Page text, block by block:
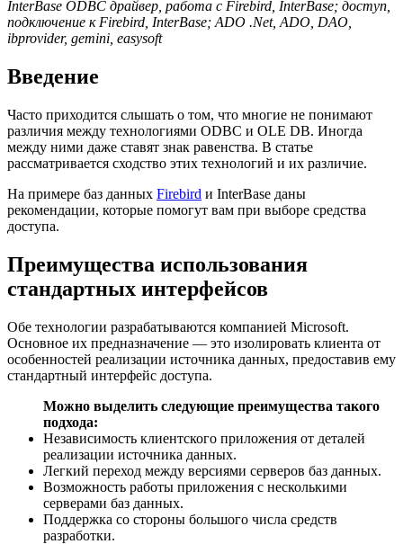
InterBase ODBC драйвер, работа с Firebird, InterBase; доступ,
подключение к Firebird, InterBase; ADO .Net, ADO, DAO,
ibprovider, gemini, easysoft
Введение
Часто приходится слышать о том, что многие не понимают
различия между технологиями ODBC и OLE DB. Иногда
между ними даже ставят знак равенства. В статье
рассматривается сходство этих технологий и их различие.
На примере баз данных Firebird и InterBase даны
рекомендации, которые помогут вам при выборе средства
доступа.
Преимущества использования
стандартных интерфейсов
Обе технологии разрабатываются компанией Microsoft.
Основное их предназначение — это изолировать клиента от
особенностей реализации источника данных, предоставив ему
стандартный интерфейс доступа.
Можно выделить следующие преимущества такого
подхода:
Независимость клиентского приложения от деталей
реализации источника данных.
Легкий переход между версиями серверов баз данных.
Возможность работы приложения с несколькими
серверами баз данных.
Поддержка со стороны большого числа средств
разработки.